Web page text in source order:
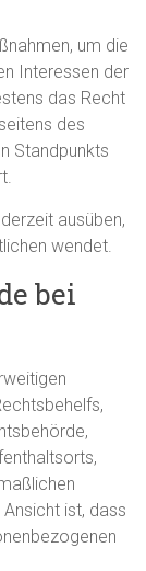
um die
Interessen der
das Recht
des
Standpunkts
ausüben,
wendet.
bei
ist, dass